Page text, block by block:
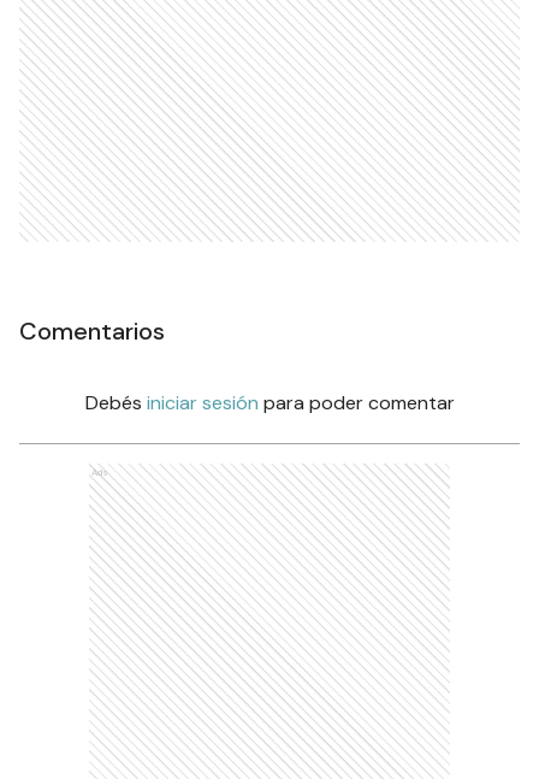
Comentarios
Debés iniciar sesión para poder comentar
Ads